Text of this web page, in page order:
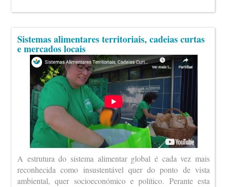
Sistemas alimentares territoriais, cadeias curtas
e mercados locais
A estrutura do sistema alimentar global é cada vez mais
reconhecida como insustentável quer do ponto de vista
ambiental, quer socioeconómico e político. Perante esta